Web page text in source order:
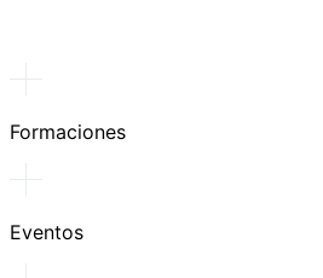
Formaciones
Eventos